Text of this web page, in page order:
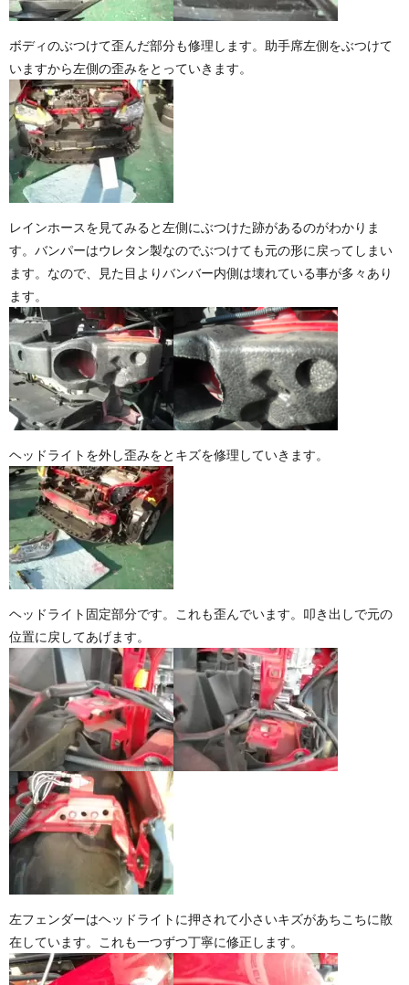
ボディのぶつけて歪んだ部分も修理します。助手席左側をぶつけて
いますから左側の歪みをとっていきます。
レインホースを見てみると左側にぶつけた跡があるのがわかりま
す。バンパーはウレタン製なのでぶつけても元の形に戻ってしまい
ます。なので、見た目よりバンバー内側は壊れている事が多々あり
ます。
ヘッドライトを外し歪みをとキズを修理していきます。
ヘッドライト固定部分です。これも歪んでいます。叩き出しで元の
位置に戻してあげます。
左フェンダーはヘッドライトに押されて小さいキズがあちこちに散
在しています。これも一つずつ丁寧に修正します。